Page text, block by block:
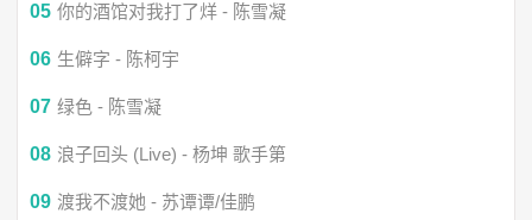
负长剑 归道是无常
05 你的酒馆对我打了烊 - 陈雪凝
06 生僻字 - 陈柯宇
07 绿色 - 陈雪凝
08 浪子回头 (Live) - 杨坤 歌手第
09 渡我不渡她 - 苏谭谭/佳鹏